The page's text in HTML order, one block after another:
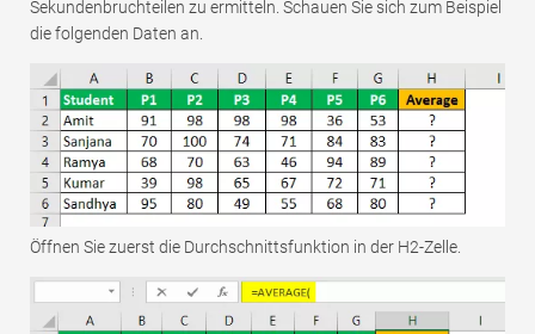
Sekundenbruchteilen zu ermitteln. Schauen Sie sich zum Beispiel
die folgenden Daten an.
Öffnen Sie zuerst die Durchschnittsfunktion in der H2-Zelle.